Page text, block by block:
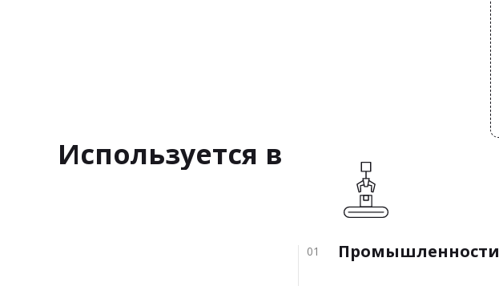
Используется в
01 Промышленности